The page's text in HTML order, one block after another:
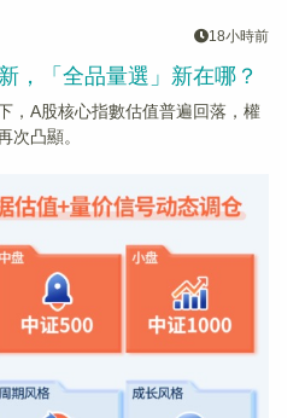
18小時前
，「全品量選」新在哪？
，A股核心指數估值普遍回落，權
次凸顯。